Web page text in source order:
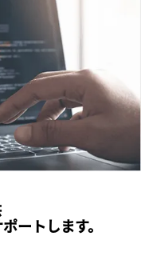
ートします。